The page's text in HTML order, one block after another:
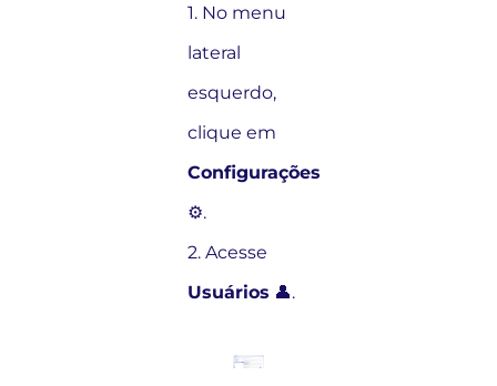
1. No menu
lateral
esquerdo,
clique em
Configurações
⚙️.
2. Acesse
Usuários 👤.